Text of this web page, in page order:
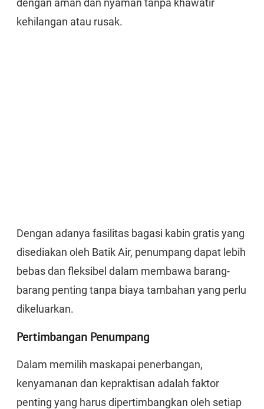
dengan aman dan nyaman tanpa khawatir
kehilangan atau rusak.
Dengan adanya fasilitas bagasi kabin gratis yang
disediakan oleh Batik Air, penumpang dapat lebih
bebas dan fleksibel dalam membawa barang-
barang penting tanpa biaya tambahan yang perlu
dikeluarkan.
Pertimbangan Penumpang
Dalam memilih maskapai penerbangan,
kenyamanan dan kepraktisan adalah faktor
penting yang harus dipertimbangkan oleh setiap